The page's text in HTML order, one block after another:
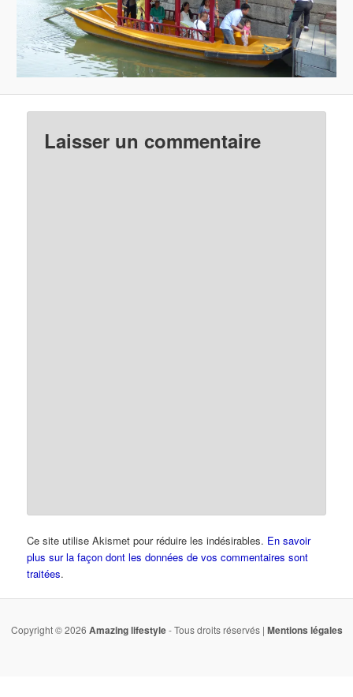
Laisser un commentaire
Ce site utilise Akismet pour réduire les indésirables. En savoir
plus sur la façon dont les données de vos commentaires sont
traitées.
Copyright © 2026 Amazing lifestyle- Tous droits réservés | Mentions légales